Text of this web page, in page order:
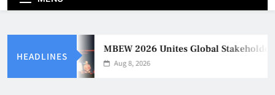
HEADLINES
MBEW 2026 Unites Global Stakeholders
Aug 8, 2026